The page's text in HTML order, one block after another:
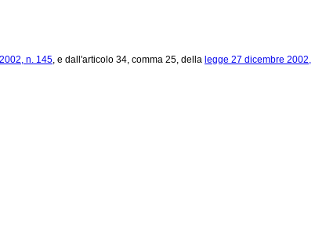
n. 145, e dall'articolo 34, comma 25, della legge 27 dicembre 2002,